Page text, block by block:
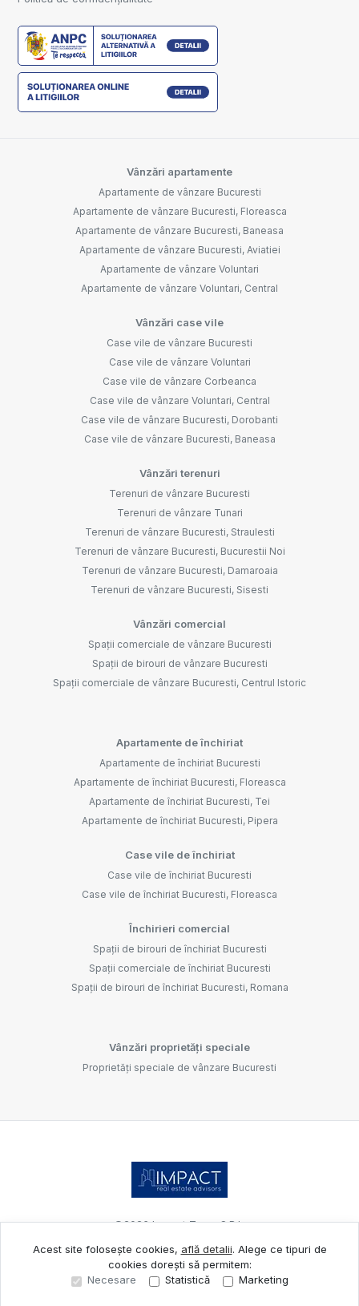
Vânzări apartamente
Apartamente de vânzare Bucuresti
Apartamente de vânzare Bucuresti, Floreasca
Apartamente de vânzare Bucuresti, Baneasa
Apartamente de vânzare Bucuresti, Aviatiei
Apartamente de vânzare Voluntari
Apartamente de vânzare Voluntari, Central
Vânzări case vile
Case vile de vânzare Bucuresti
Case vile de vânzare Voluntari
Case vile de vânzare Corbeanca
Case vile de vânzare Voluntari, Central
Case vile de vânzare Bucuresti, Dorobanti
Case vile de vânzare Bucuresti, Baneasa
Vânzări terenuri
Terenuri de vânzare Bucuresti
Terenuri de vânzare Tunari
Terenuri de vânzare Bucuresti, Straulesti
Terenuri de vânzare Bucuresti, Bucurestii Noi
Terenuri de vânzare Bucuresti, Damaroaia
Terenuri de vânzare Bucuresti, Sisesti
Vânzări comercial
Spații comerciale de vânzare Bucuresti
Spații de birouri de vânzare Bucuresti
Spații comerciale de vânzare Bucuresti, Centrul Istoric
Apartamente de închiriat
Apartamente de închiriat Bucuresti
Apartamente de închiriat Bucuresti, Floreasca
Apartamente de închiriat Bucuresti, Tei
Apartamente de închiriat Bucuresti, Pipera
Case vile de închiriat
Case vile de închiriat Bucuresti
Case vile de închiriat Bucuresti, Floreasca
Închirieri comercial
Spații de birouri de închiriat Bucuresti
Spații comerciale de închiriat Bucuresti
Spații de birouri de închiriat Bucuresti, Romana
Vânzări proprietăți speciale
Proprietăți speciale de vânzare Bucuresti
©2026Impact Team S.R.L.
Site creat în
Acest site folosește cookies, află detalii. Alege ce tipuri de
cookies dorești să permitem:
Necesare
Statistică Marketing